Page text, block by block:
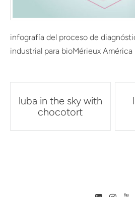
infografía del proceso de
industrial para bioMérieux América
navigation
luba in the sky with
chocotort